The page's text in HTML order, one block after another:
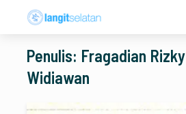
Penulis: Fragadian Rizky
Widiawan